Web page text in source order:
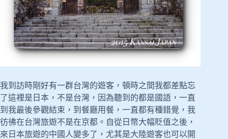
我到訪時剛好有一群台灣的遊客，頓時之間我都差點忘
了這裡是日本，不是台灣，因為聽到的都是國語，一直
到我最後參觀結束，到餐廳用餐，一直都有種錯覺，我
彷彿在台灣旅遊不是在京都。自從日幣大幅貶值之後，
來日本旅遊的中國人變多了，尤其是大陸遊客也可以開